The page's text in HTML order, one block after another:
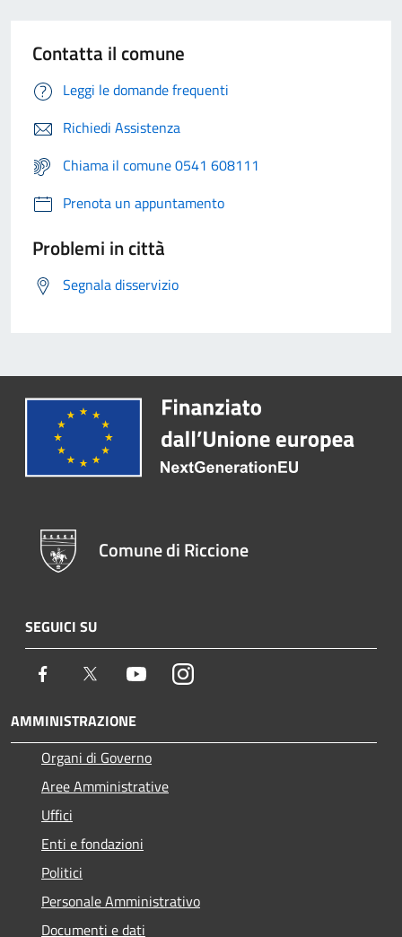
Contatta il comune
Leggi le domande frequenti
Richiedi Assistenza
Chiama il comune 0541 608111
Prenota un appuntamento
Problemi in città
Segnala disservizio
Comune di Riccione
SEGUICI SU
Facebook Twitter YoutubeInstagram
AMMINISTRAZIONE
Organi di Governo
Aree Amministrative
Uffici
Enti e fondazioni
Politici
Personale Amministrativo
Documenti e dati